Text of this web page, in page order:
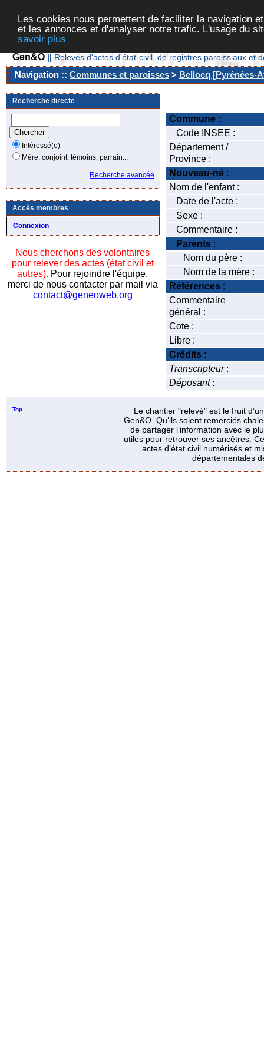
Les cookies nous permettent de faciliter la navigation
et les annonces et d'analyser notre trafic. L'usage du
savoir plus
Gen&O || Relevés d'actes d'état-civil, de registres paroissiaux et
Navigation :: Communes et paroisses > Bellocq [Pyrénées-
Recherche directe
Intéressé(e)
Mère, conjoint, témoins, parrain...
Recherche avancée
Accès membres
Connexion
Nous cherchons des volontaires
pour relever des actes (état civil et
autres). Pour rejoindre l'équipe,
merci de nous contacter par mail via
contact@geneoweb.org
Commune :
Code INSEE :
Département /
Province :
Nouveau-né :
Nom de l'enfant :
Date de l'acte :
Sexe :
Commentaire :
Parents :
Nom du père :
Nom de la mère :
Références :
Commentaire
général :
Cote :
Libre :
Crédits :
Transcripteur:
Déposant:
Top
Le chantier "relevé" est le fruit
Gen&O. Qu’ils soient remerciés
de partager l’information avec le
utiles pour retrouver ses ancêtres.
actes d’état civil numérisés et
départementales